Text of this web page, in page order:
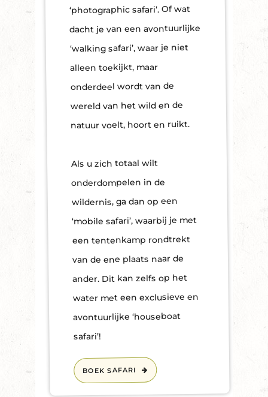
‘photographic safari’. Of wat
dacht je van een avontuurlijke
‘walking safari’, waar je niet
alleen toekijkt, maar
onderdeel wordt van de
wereld van het wild en de
natuur voelt, hoort en ruikt.
Als u zich totaal wilt
onderdompelen in de
wildernis, ga dan op een
‘mobile safari’, waarbij je met
een tentenkamp rondtrekt
van de ene plaats naar de
ander. Dit kan zelfs op het
water met een exclusieve en
avontuurlijke ‘houseboat
safari’!
BOEK SAFARI